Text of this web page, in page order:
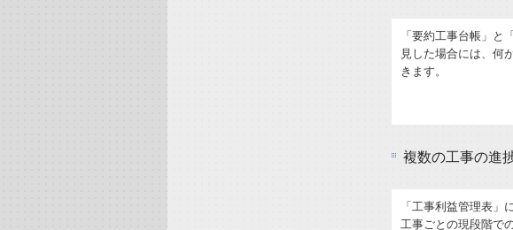
「要約工事台帳」
見した場合には、何
きます。
複数の工事の進
「工事利益管理表」
工事ごとの現段階で